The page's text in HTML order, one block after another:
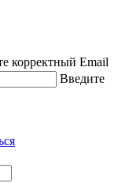
корректный Email
Введите